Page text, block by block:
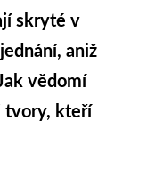
skryté v
aniž
vědomí
tvory, kteří